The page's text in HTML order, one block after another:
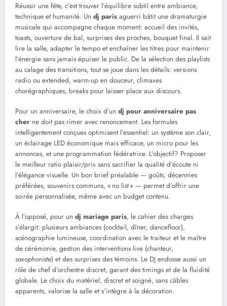
Réussir une fête, c’est trouver l’équilibre subtil entre ambiance,
technique et humanité. Un dj paris aguerri bâtit une dramaturgie
musicale qui accompagne chaque moment: accueil des invités,
toasts, ouverture de bal, surprises des proches, bouquet final. Il sait
lire la salle, adapter le tempo et enchaîner les titres pour maintenir
l’énergie sans jamais épuiser le public. De la sélection des playlists
au calage des transitions, tout se joue dans les détails: versions
radio ou extended, warm-up en douceur, climaxes
chorégraphiques, breaks pour laisser place aux discours.
Pour un anniversaire, le choix d’un dj pour anniversaire pas
cher ne doit pas rimer avec renoncement. Les formules
intelligentement conçues optimisent l’essentiel: un système son clair,
un éclairage LED économique mais efficace, un micro pour les
annonces, et une programmation fédératrice. L’objectif? Proposer
le meilleur ratio plaisir/prix sans sacrifier la qualité d’écoute ni
l’élégance visuelle. Un bon brief préalable — goûts, décennies
préférées, souvenirs communs, « no list » — permet d’offrir une
soirée personnalisée, même avec un budget contenu.
À l’opposé, pour un dj mariage paris, le cahier des charges
s’élargit: plusieurs ambiances (cocktail, dîner, dancefloor),
scénographie lumineuse, coordination avec le traiteur et le maître
de cérémonie, gestion des interventions live (chanteur,
saxophoniste) et des surprises des témoins. Le DJ endosse aussi un
rôle de chef d’orchestre discret, garant des timings et de la fluidité
globale. Le choix du matériel, discret et soigné, sans câbles
apparents, valorise la salle et s’intègre à la décoration.